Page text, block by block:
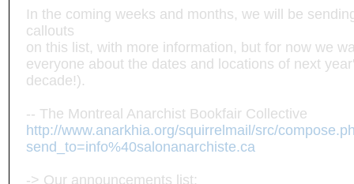
In the coming weeks and months, we will be
callouts
on this list, with more information, but for now we
everyone about the dates and locations of next
decade!).
-- The Montreal Anarchist Bookfair Collective
http://www.anarkhia.org/squirrelmail/src/
send_to=info%40salonanarchiste.ca
-> Our announcements list: